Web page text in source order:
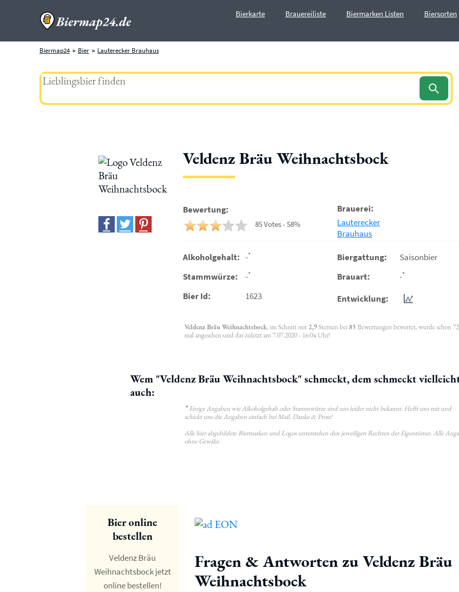
Bierkarte Brauereiliste Biermarken Listen Biersorten
Biermap24 Bier Lauterecker Brauhaus
Veldenz Bräu Weihnachtsbock
Bewertung:
85 Votes - 58%
Brauerei:
Lauterecker
Brauhaus
Alkoholgehalt: -*
Stammwürze: -*
Bier Id: 1623
Biergattung:
Saisonbier
Brauart:
-*
Entwicklung:
Veldenz Bräu Weihnachtsbock, im Schnitt mit 2,9Sternen bei 85 Bewertungen bewertet, wurde schon
mal angesehen und das zuletzt am 7.07.2020 - 16:04 Uhr!
Wem "Veldenz Bräu Weihnachtsbock" schmeckt, dem schmeckt
auch:
*Einige Angaben wie Alkoholgehalt oder Stammwürze sind uns leider nicht bekannt. Helft uns mit und
schickt uns die Angaben einfach bei Mail. Danke & Prost!
Alle hier abgebildete Biermarken und Logos unterstehen den jeweiligen Rechten der Eigentümer. Alle
ohne Gewähr.
Bier online
bestellen
Veldenz Bräu
Weihnachtsbock jetzt
online bestellen!
Fragen & Antworten zu Veldenz Bräu
Weihnachtsbock